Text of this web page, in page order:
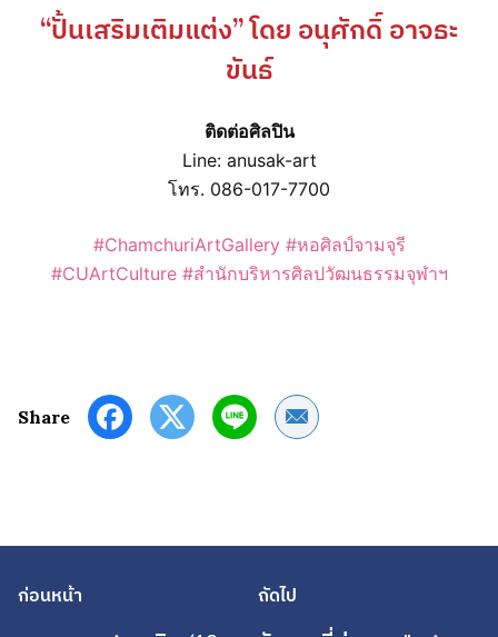
“ปั้นเสริมเติมแต่ง” โดย อนุศักดิ์ อาจธะ
ขันธ์
ติดต่อศิลปิน
Line: anusak-art
โทร. 086-017-7700
#ChamchuriArtGallery#หอศิลป์จามจุรี
#CUArtCulture#สำนักบริหารศิลปวัฒนธรรมจุฬาฯ
Share Share by Email
ก่อนหน้า ถัดไป